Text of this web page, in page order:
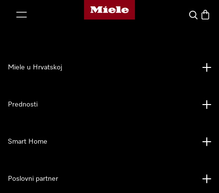
Miele početna stranica
Pretraga
Miele u Hrvatskoj
Prednosti
Smart Home
Poslovni partner